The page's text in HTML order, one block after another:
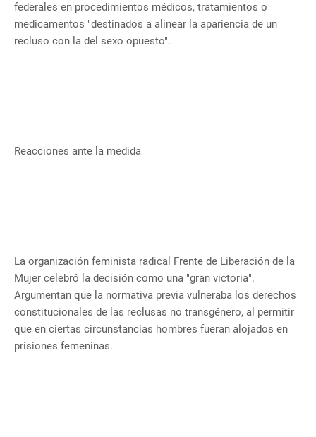
federales en procedimientos médicos, tratamientos o
medicamentos "destinados a alinear la apariencia de un
recluso con la del sexo opuesto".
Reacciones ante la medida
La organización feminista radical Frente de Liberación de la
Mujer celebró la decisión como una "gran victoria".
Argumentan que la normativa previa vulneraba los derechos
constitucionales de las reclusas no transgénero, al permitir
que en ciertas circunstancias hombres fueran alojados en
prisiones femeninas.